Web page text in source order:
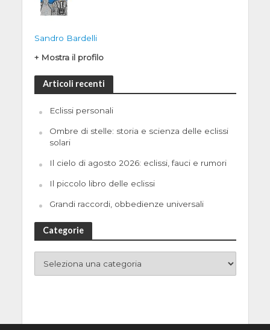
Sandro Bardelli
+ Mostra il profilo
Articoli recenti
Eclissi personali
Ombre di stelle: storia e scienza delle eclissi
solari
Il cielo di agosto 2026: eclissi, fauci e rumori
Il piccolo libro delle eclissi
Grandi raccordi, obbedienze universali
Categorie